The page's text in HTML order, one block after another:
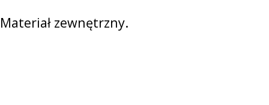
Materiał zewnętrzny.